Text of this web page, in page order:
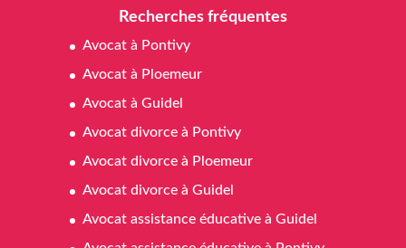
Recherches fréquentes
Avocat à Pontivy
Avocat à Ploemeur
Avocat à Guidel
Avocat divorce à Pontivy
Avocat divorce à Ploemeur
Avocat divorce à Guidel
Avocat assistance éducative à Guidel